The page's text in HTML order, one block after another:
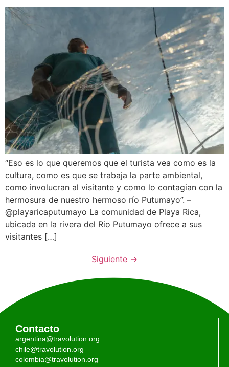
“Eso es lo que queremos que el turista vea como es la
cultura, como es que se trabaja la parte ambiental,
como involucran al visitante y como lo contagian con la
hermosura de nuestro hermoso río Putumayo”. –
@playaricaputumayo La comunidad de Playa Rica,
ubicada en la rivera del Rio Putumayo ofrece a sus
visitantes […]
Siguiente →
Contacto
argentina@travolution.org
chile@travolution.org
colombia@travolution.org